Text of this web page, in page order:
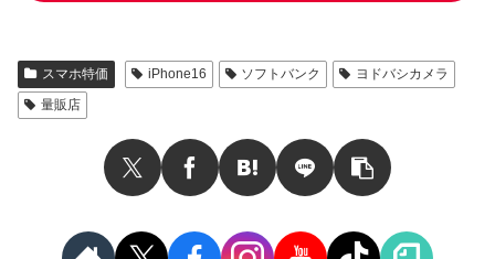
スマホ特価 iPhone16 ソフトバンク
ヨドバシカメラ
量販店